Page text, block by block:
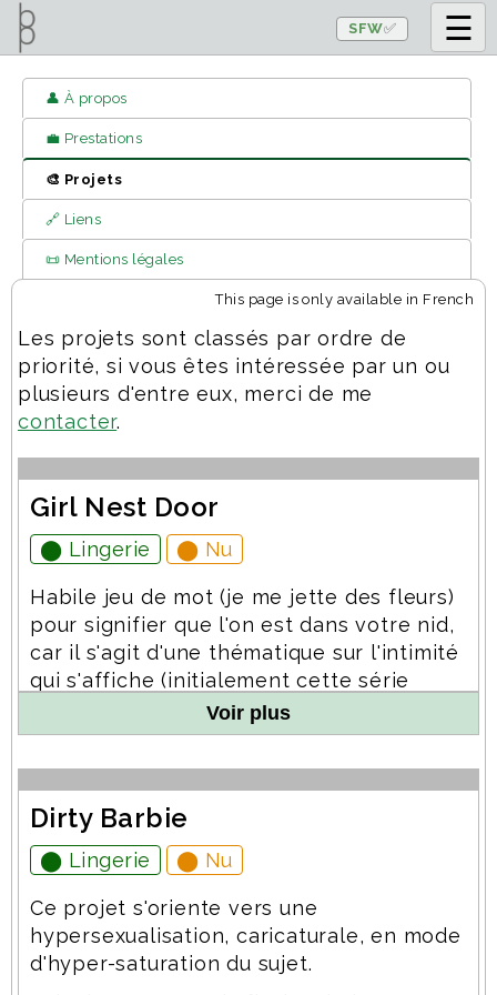
SFW✅
👤 À propos
💼 Prestations
🎨 Projets
🔗 Liens
📜 Mentions légales
This page is only available in French
Les projets sont classés par ordre de
priorité, si vous êtes intéressée par un ou
plusieurs d'entre eux, merci de me
contacter.
Girl Nest Door
⬤ Lingerie ⬤ Nu
Habile jeu de mot (je me jette des fleurs)
pour signifier que l'on est dans votre nid,
car il s'agit d'une thématique sur l'intimité
qui s'affiche (initialement cette série
s'appelait d'ailleursExtimité
poses en lingerie et en nu mais dans
votre univers (habitation, lieu de travail -
selon autorisations-, endroits vous tenant
particulièrement à coeur comme un parc
ou autre) et ce dans les contextes du
quotidien -travail, douche, cuisine, sport,
loisir, etc.-. Cette série a débuté en 2014
avec et à ce jour il n'y a eu que cette
unique participation. Cette série n'a pas
Voir plus
Dirty Barbie
⬤ Lingerie ⬤ Nu
Ce projet s'oriente vers une
hypersexualisation, caricaturale, en mode
d'hyper-saturation du sujet.